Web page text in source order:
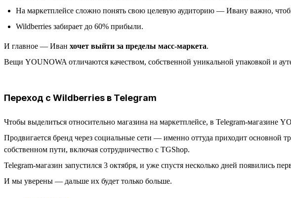
На маркетплейсе сложно понять свою целевую аудиторию — Ивану важно,
Wildberries забирает до 60% прибыли.
И главное — Иван хочет выйти за пределы масс-маркета.
Вещи YOUNOWA отличаются качеством, собственной уникальной упаковкой и
Переход с Wildberries в Telegram
Чтобы выделиться относительно магазина на маркетплейсе, в Telegram-
Продвигается бренд через социальные сети — именно оттуда приходит основной
собственном пути, включая сотрудничество с TGShop.
Telegram-магазин запустился 3 октября, и уже спустя несколько дней появились
И мы уверены — дальше их будет только больше.